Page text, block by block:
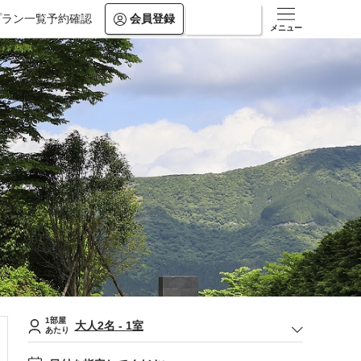
ン一覧予約確認 会員登録
メニュー
1部屋
あたり
大人2名 - 1室